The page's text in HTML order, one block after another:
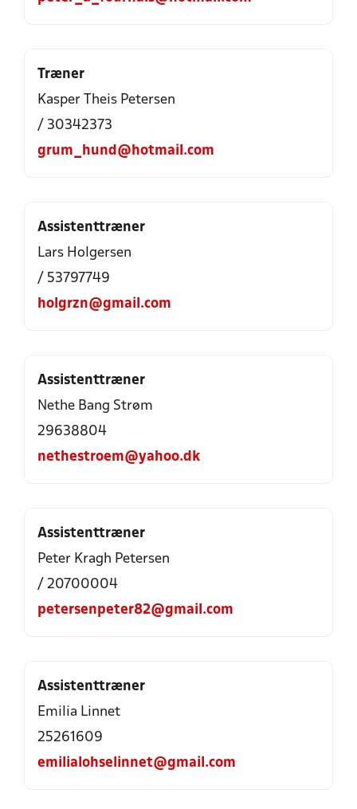
Træner
Kasper Theis Petersen
/ 30342373
grum_hund@hotmail.com
Assistenttræner
Lars Holgersen
/ 53797749
holgrzn@gmail.com
Assistenttræner
Nethe Bang Strøm
29638804
nethestroem@yahoo.dk
Assistenttræner
Peter Kragh Petersen
/ 20700004
petersenpeter82@gmail.com
Assistenttræner
Emilia Linnet
25261609
emilialohselinnet@gmail.com